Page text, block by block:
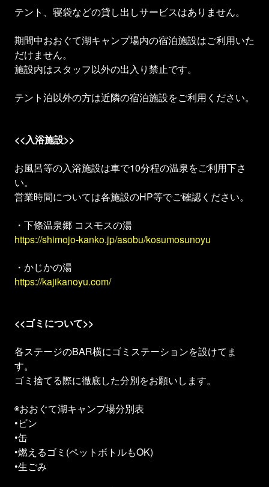
テント、寝袋などの貸し出しサービスはありません。
期間中おおぐて湖キャンプ場内の宿泊施設はご利用いた
だけません。
施設内はスタッフ以外の出入り禁止です。
テント泊以外の方は近隣の宿泊施設をご利用ください。
<<入浴施設>>
お風呂等の入浴施設は車で10分程の温泉をご利用下さ
い。
営業時間については各施設のHP等でご確認ください。
・下條温泉郷 コスモスの湯
https://shimojo-kanko.jp/asobu/kosumosunoyu
・かじかの湯
https://kajikanoyu.com/
<<ゴミについて>>
各ステージのBAR横にゴミステーションを設けてま
す。
ゴミ捨てる際に徹底した分別をお願いします。
◉おおぐて湖キャンプ場分別表
•ビン
•缶
•燃えるゴミ(ペットボトルもOK)
•生ごみ